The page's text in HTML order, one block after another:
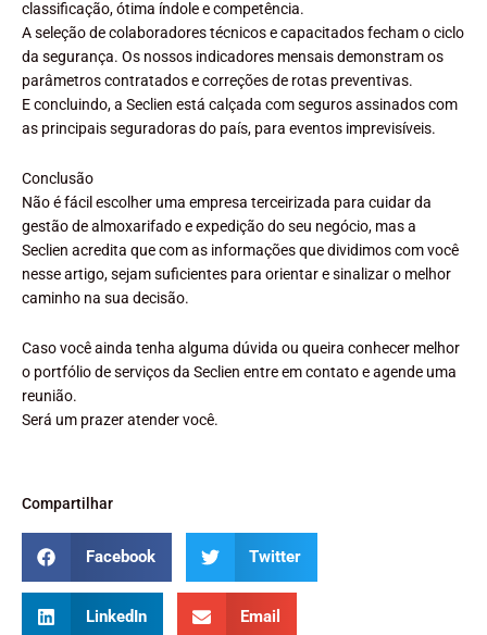
classificação, ótima índole e competência.
A seleção de colaboradores técnicos e capacitados fecham o ciclo
da segurança. Os nossos indicadores mensais demonstram os
parâmetros contratados e correções de rotas preventivas.
E concluindo, a Seclien está calçada com seguros assinados com
as principais seguradoras do país, para eventos imprevisíveis.
Conclusão
Não é fácil escolher uma empresa terceirizada para cuidar da
gestão de almoxarifado e expedição do seu negócio, mas a
Seclien acredita que com as informações que dividimos com você
nesse artigo, sejam suficientes para orientar e sinalizar o melhor
caminho na sua decisão.
Caso você ainda tenha alguma dúvida ou queira conhecer melhor
o portfólio de serviços da Seclien entre em contato e agende uma
reunião.
Será um prazer atender você.
Compartilhar
Facebook Twitter
LinkedIn Email